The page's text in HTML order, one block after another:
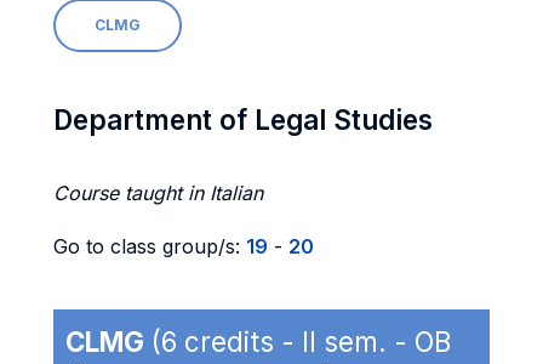
CLMG
Department of Legal Studies
Course taught in Italian
Go to class group/s: 19 - 20
CLMG (6 credits - II sem. - OB